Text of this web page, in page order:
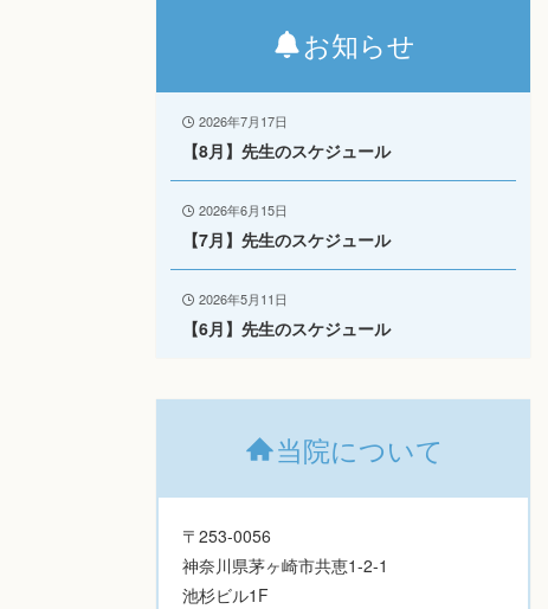
お知らせ
2026年7月17日
【8月】先生のスケジュール
2026年6月15日
【7月】先生のスケジュール
2026年5月11日
【6月】先生のスケジュール
当院について
〒253-0056
神奈川県茅ヶ崎市共恵1-2-1
池杉ビル1F